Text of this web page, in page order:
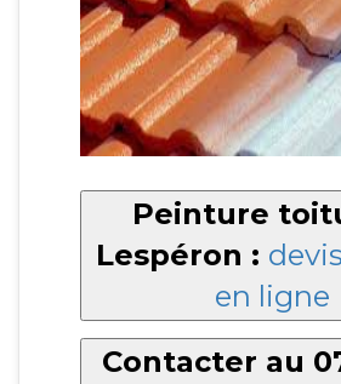
Peinture
Lespéron :
en ligne
Contacter au